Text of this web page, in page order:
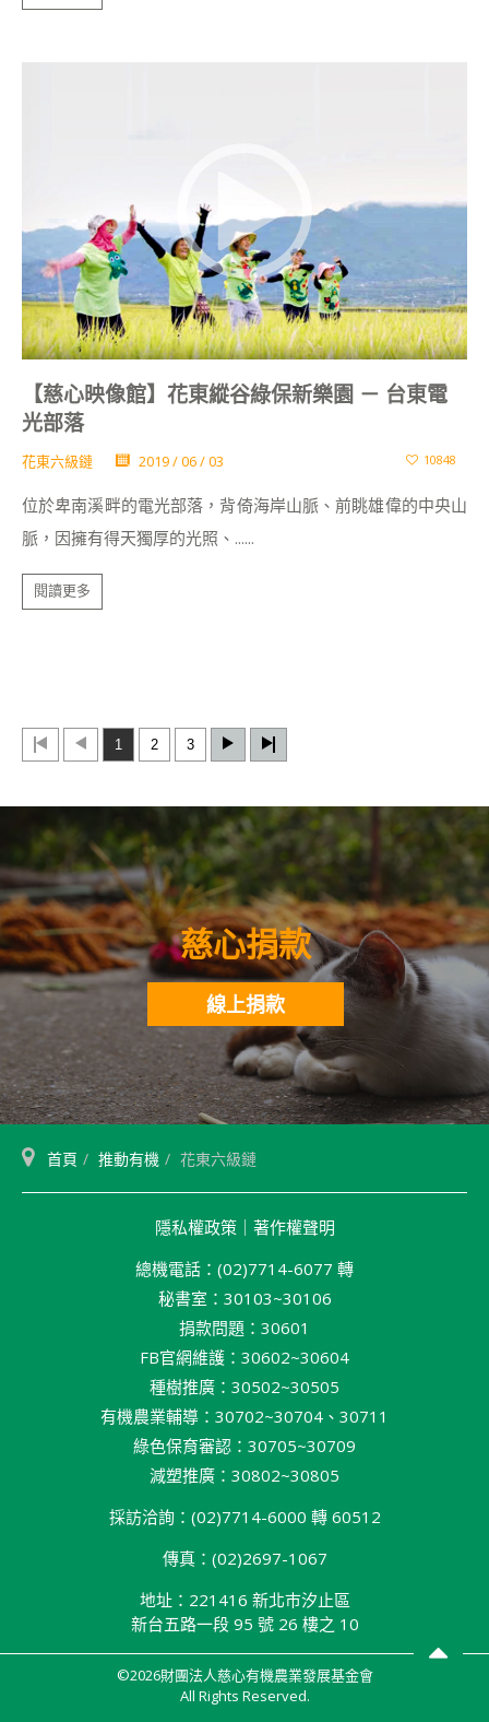
【慈心映像館】花東縱谷綠保新樂園 － 台東電
光部落
花東六級鏈 2019 / 06 / 03 10848
位於卑南溪畔的電光部落，背倚海岸山脈、前眺雄偉的中央山
脈，因擁有得天獨厚的光照、......
閱讀更多
1 2 3
慈心捐款
線上捐款
首頁 推動有機 花東六級鏈
隱私權政策｜ 著作權聲明
總機電話：(02)7714-6077 轉
秘書室：30103~30106
捐款問題：30601
FB官網維護：30602~30604
種樹推廣：30502~30505
有機農業輔導：30702~30704、30711
綠色保育審認：30705~30709
減塑推廣：30802~30805
採訪洽詢：(02)7714-6000 轉 60512
傳真：(02)2697-1067
地址：221416 新北巿汐止區
新台五路一段 95 號 26 樓之 10
©2026財團法人慈心有機農業發展基金會
All Rights Reserved.